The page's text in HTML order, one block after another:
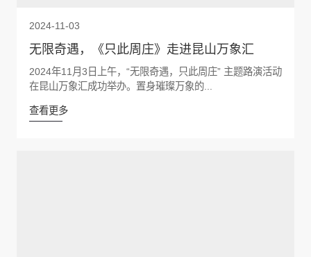
2024-11-03
无限奇遇，《只此周庄》走进昆山万象汇
2024年11月3日上午，“无限奇遇，只此周庄” 主题路演活动
在昆山万象汇成功举办。置身璀璨万象的...
查看更多